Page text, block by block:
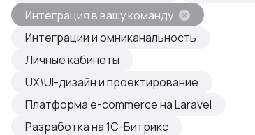
Интеграция в вашу команду
Интеграции и омниканальность
Личные кабинеты
UX\UI-дизайн и проектирование
Платформа e-commerce на Laravel
Разработка на 1С-Битрикс